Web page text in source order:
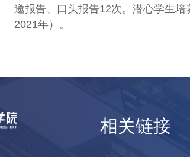
邀报告、口头报告12次。潜心学生
2021年）。
相关链接